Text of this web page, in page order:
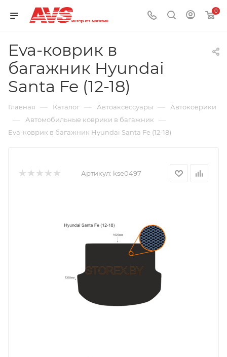
0
Eva-коврик в
багажник Hyundai
Santa Fe (12-18)
Главная — Каталог — Автоаксессуары — Автоковрики
— Автомобильные коврики в багажник —
Eva-коврик в багажник Hyundai Santa Fe (12-18)
Артикул: kse0497